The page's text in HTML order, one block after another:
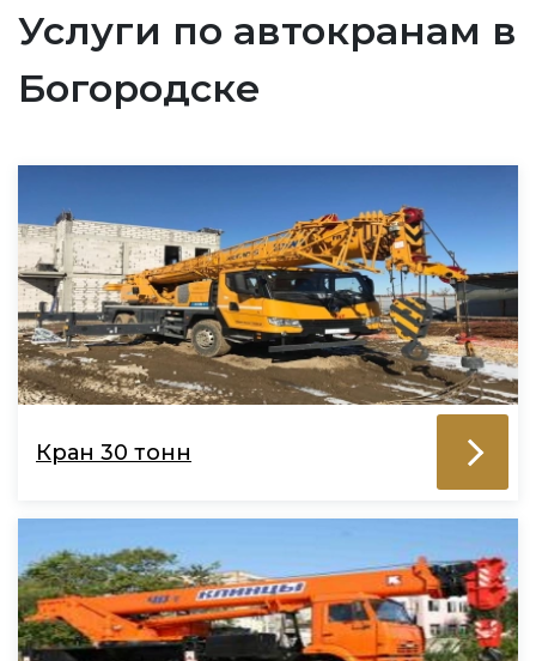
Услуги по автокранам в
Богородске
Кран 30 тонн